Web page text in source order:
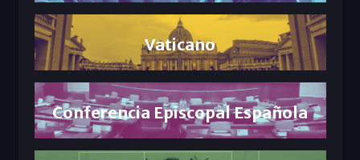
Vaticano
Conferencia Episcopal Española